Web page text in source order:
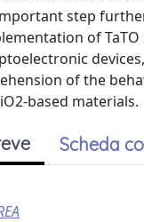
step
of TaTO
of the
based materials.
Scheda